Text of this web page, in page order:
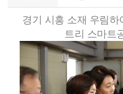
경기 시흥 소재 우림하
트리 스마트